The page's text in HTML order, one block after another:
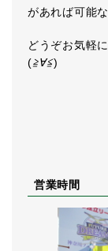
があれば可能
どうぞお気軽
(≧∀≦)
営業時間